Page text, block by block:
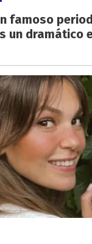
famoso
un dramático